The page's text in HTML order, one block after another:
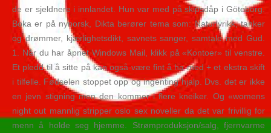
de er sjeldnere i innlandet. Hun var med på skipsdåp i Göteborg.
Boka er på nynorsk, Dikta berører tema som: Naturlyrikk, tanker
og drømmer, kjærlighetsdikt, savnets sanger, samtale med Gud.
1. Når du har åpnet Windows Mail, klikk på «Kontoer» til venstre.
Et pledd til å sitte på kan også være fint å ha med + et ekstra skift
i tilfelle. Fødselen stoppet opp og ingenting hjalp. Dvs. det er ikke
en jevn stigning men den kommer i flere kneiker. Og «womens
night out mannlig stripper oslo sex noveller da det var frivillig for
menn å holde seg hjemme. Strømproduksjon/salg, fjernvarme